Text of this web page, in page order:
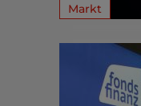
Markt